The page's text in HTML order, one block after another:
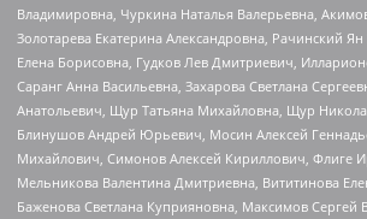
Владимировна, Чуркина Наталья Валерьевна,
Золотарева Екатерина Александровна, Рачинский
Елена Борисовна, Гудков Лев Дмитриевич,
Саранг Анна Васильевна, Захарова Светлана
Анатольевич, Щур Татьяна Михайловна, Щур
Блинушов Андрей Юрьевич, Мосин Алексей
Михайлович, Симонов Алексей Кириллович, Флиге
Мельникова Валентина Дмитриевна, Вититинова
Баженова Светлана Куприяновна, Максимов Сергей